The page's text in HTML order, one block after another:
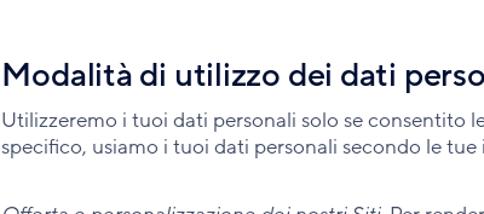
Modalità di utilizzo dei dati
Utilizzeremo i tuoi dati personali solo se consentito
specifico, usiamo i tuoi dati personali secondo le